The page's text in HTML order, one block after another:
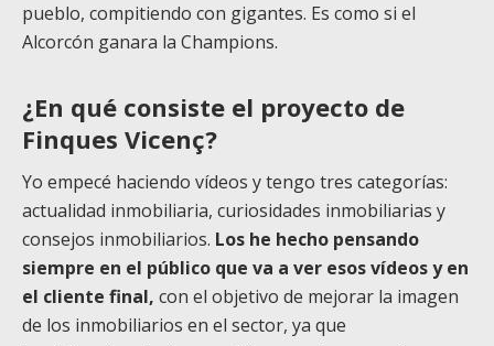
pueblo, compitiendo con gigantes. Es como si el
Alcorcón ganara la Champions.
¿En qué consiste el proyecto de
Finques Vicenç?
Yo empecé haciendo vídeos y tengo tres categorías:
actualidad inmobiliaria, curiosidades inmobiliarias y
consejos inmobiliarios. Los he hecho pensando
siempre en el público que va a ver esos vídeos y en
el cliente final, con el objetivo de mejorar la imagen
de los inmobiliarios en el sector, ya que